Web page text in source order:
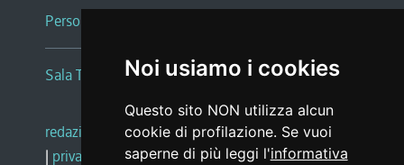
Noi usiamo i cookies
Questo sito NON utilizza alcun
cookie di profilazione. Se vuoi
saperne di più leggi l'informativa
Persone e Uffici
Sala Tiziano Tessitori
redazione web |note legali |glossario
| privacy social media policy